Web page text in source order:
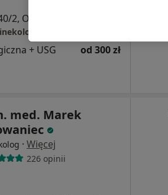
2, Opole
Położniczy
+ USG od 300 zł
med. Marek
· Więcej
226 opinii